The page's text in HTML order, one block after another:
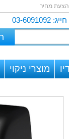
מחיר
מוצרי ניקוי